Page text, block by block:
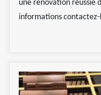
une rénovation réussie
informations